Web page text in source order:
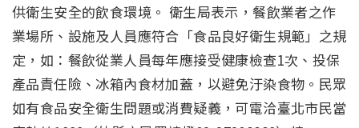
供衛生安全的飲食環境。 衛生局表示，餐飲業者之作
業場所、設施及人員應符合「食品良好衛生規範」之規
定，如：餐飲從業人員每年應接受健康檢查1次、投保
產品責任險、冰箱內食材加蓋，以避免汙染食物。民眾
如有食品安全衛生問題或消費疑義，可電洽臺北市民當